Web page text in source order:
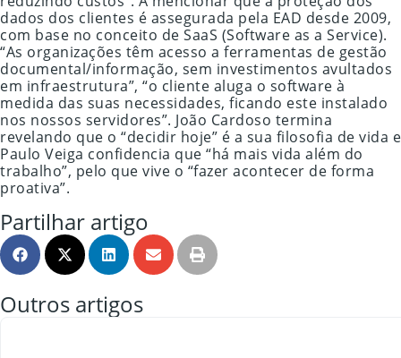
dados dos clientes é assegurada pela EAD desde 2009,
com base no conceito de SaaS (Software as a Service).
“As organizações têm acesso a ferramentas de gestão
documental/informação, sem investimentos avultados
em infraestrutura”, “o cliente aluga o software à
medida das suas necessidades, ficando este instalado
nos nossos servidores”. João Cardoso termina
revelando que o “decidir hoje” é a sua filosofia de vida e
Paulo Veiga confidencia que “há mais vida além do
trabalho”, pelo que vive o “fazer acontecer de forma
proativa”.
Partilhar artigo
Outros artigos